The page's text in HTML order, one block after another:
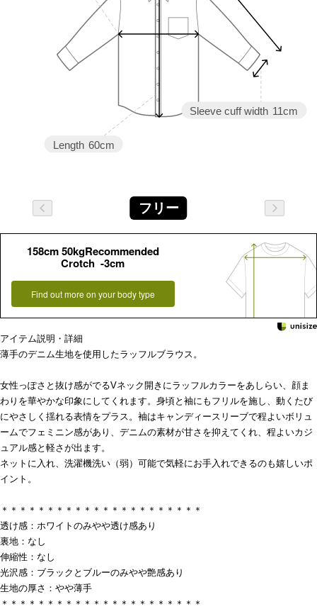
Sleeve cuff width 11cm
Length 60cm
フリー
158cm 50kgRecommended
Crotch -3cm
Find out more on your body type
アイテム説明・詳細
薄手のデニム生地を使用したラッフルブラウス。
女性っぽさと抜け感がでるVネック開きにラッフルカラーをあしらい、顔ま
わりを華やかな印象にしてくれます。身頃と袖にもフリルを施し、動くたび
にやさしく揺れる表情をプラス。袖はキャンディースリーブで程よいボリュ
ームでフェミニン感があり、デニムの素材が甘さを抑えてくれ、程よいカジ
ュアル感と軽さが出ます。
ネットに入れ、洗濯機洗い（弱）可能で気軽にお手入れできるのも嬉しいポ
イント。
＊＊＊＊＊＊＊＊＊＊＊＊＊＊＊＊＊＊＊＊＊＊
透け感：ホワイトのみやや透け感あり
裏地：なし
伸縮性：なし
光沢感：ブラックとブルーのみやや艶感あり
生地の厚さ：やや薄手
＊＊＊＊＊＊＊＊＊＊＊＊＊＊＊＊＊＊＊＊＊＊